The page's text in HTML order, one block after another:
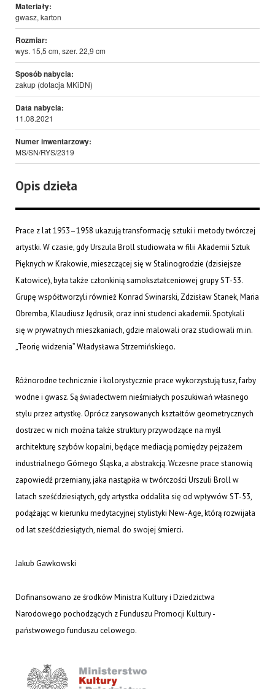
Materiały:
gwasz, karton
Rozmiar:
wys. 15,5 cm, szer. 22,9 cm
Sposób nabycia:
zakup (dotacja MKiDN)
Data nabycia:
11.08.2021
Numer inwentarzowy:
MS/SN/RYS/2319
Opis dzieła
Prace z lat 1953–1958 ukazują transformację sztuki i metody twórczej
artystki. W czasie, gdy Urszula Broll studiowała w filii Akademii Sztuk
Pięknych w Krakowie, mieszczącej się w Stalinogrodzie (dzisiejsze
Katowice), była także członkinią samokształceniowej grupy ST-53.
Grupę współtworzyli również Konrad Swinarski, Zdzisław Stanek, Maria
Obremba, Klaudiusz Jędrusik, oraz inni studenci akademii. Spotykali
się w prywatnych mieszkaniach, gdzie malowali oraz studiowali m.in.
„Teorię widzenia” Władysława Strzemińskiego.
Różnorodne technicznie i kolorystycznie prace wykorzystują tusz, farby
wodne i gwasz. Są świadectwem nieśmiałych poszukiwań własnego
stylu przez artystkę. Oprócz zarysowanych kształtów geometrycznych
dostrzec w nich można także struktury przywodzące na myśl
architekturę szybów kopalni, będące mediacją pomiędzy pejzażem
industrialnego Górnego Śląska, a abstrakcją. Wczesne prace stanowią
zapowiedź przemiany, jaka nastąpiła w twórczości Urszuli Broll w
latach sześćdziesiątych, gdy artystka oddaliła się od wpływów ST-53,
podążając w kierunku medytacyjnej stylistyki New-Age, którą rozwijała
od lat sześćdziesiątych, niemal do swojej śmierci.
Jakub Gawkowski
Dofinansowano ze środków Ministra Kultury i Dziedzictwa
Narodowego pochodzących z Funduszu Promocji Kultury -
państwowego funduszu celowego.